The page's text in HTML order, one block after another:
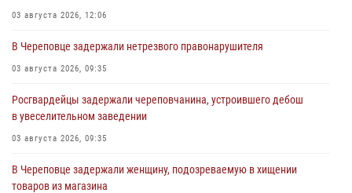
03 августа 2026, 12:06
В Череповце задержали нетрезвого правонарушителя
03 августа 2026, 09:35
Росгвардейцы задержали череповчанина, устроившего дебош
в увеселительном заведении
03 августа 2026, 09:35
В Череповце задержали женщину, подозреваемую в хищении
товаров из магазина